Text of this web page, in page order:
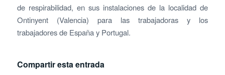
de respirabilidad, en sus instalaciones de la localidad de
Ontinyent (Valencia) para las trabajadoras y los
trabajadores de España y Portugal.
Compartir esta entrada